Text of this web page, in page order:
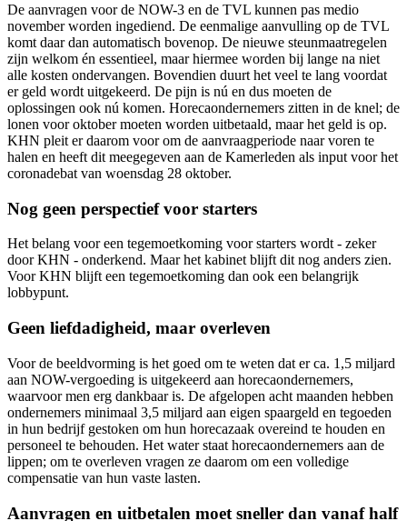
De aanvragen voor de NOW-3 en de TVL kunnen pas medio
november worden ingediend. De eenmalige aanvulling op de TVL
komt daar dan automatisch bovenop. De nieuwe steunmaatregelen
zijn welkom én essentieel, maar hiermee worden bij lange na niet
alle kosten ondervangen. Bovendien duurt het veel te lang voordat
er geld wordt uitgekeerd. De pijn is nú en dus moeten de
oplossingen ook nú komen. Horecaondernemers zitten in de knel; de
lonen voor oktober moeten worden uitbetaald, maar het geld is op.
KHN pleit er daarom voor om de aanvraagperiode naar voren te
halen en heeft dit meegegeven aan de Kamerleden als input voor het
coronadebat van woensdag 28 oktober.
Nog geen perspectief voor starters
Het belang voor een tegemoetkoming voor starters wordt - zeker
door KHN - onderkend. Maar het kabinet blijft dit nog anders zien.
Voor KHN blijft een tegemoetkoming dan ook een belangrijk
lobbypunt.
Geen liefdadigheid, maar overleven
Voor de beeldvorming is het goed om te weten dat er ca. 1,5 miljard
aan NOW-vergoeding is uitgekeerd aan horecaondernemers,
waarvoor men erg dankbaar is. De afgelopen acht maanden hebben
ondernemers minimaal 3,5 miljard aan eigen spaargeld en tegoeden
in hun bedrijf gestoken om hun horecazaak overeind te houden en
personeel te behouden. Het water staat horecaondernemers aan de
lippen; om te overleven vragen ze daarom om een volledige
compensatie van hun vaste lasten.
Aanvragen en uitbetalen moet sneller dan vanaf half